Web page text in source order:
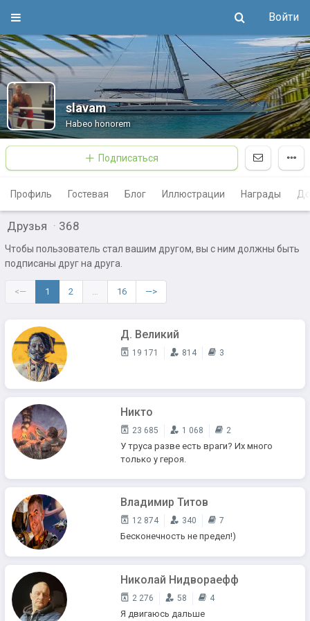
Войти
slavam
Habeo honorem
Подписаться
Профиль Гостевая Блог Иллюстрации Награды
Друзья · 368
Чтобы пользователь стал вашим другом, вы с ним должны быть
подписаны друг на друга.
<— 1 2 … 16 —>
Д. Великий
19 171 814 3
Никто
23 685 1 068 2
У труса разве есть враги? Их много
только у героя.
Владимир Титов
12 874 340 7
Бесконечность не предел!)
Николай Нидвораефф
2 276 58 4
Я двигаюсь дальше